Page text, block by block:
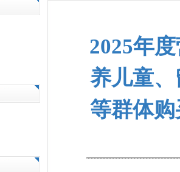
2025年
养儿童
等群体